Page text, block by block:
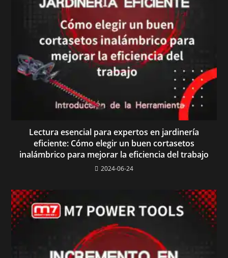
Lectura esencial para expertos en jardinería
eficiente: Cómo elegir un buen cortasetos
inalámbrico para mejorar la eficiencia del trabajo
2024-06-24